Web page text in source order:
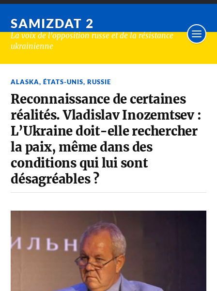
SAMIZDAT 2
La voix de l'opposition russe et de la résistance
ukrainienne
ALASKA,ÉTATS-UNIS,RUSSIE
Reconnaissance de certaines
réalités. Vladislav Inozemtsev :
L’Ukraine doit-elle rechercher
la paix, même dans des
conditions qui lui sont
désagréables ?